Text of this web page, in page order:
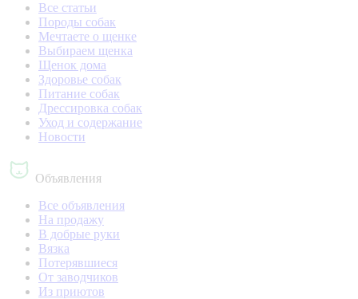
Все статьи
Породы собак
Мечтаете о щенке
Выбираем щенка
Щенок дома
Здоровье собак
Питание собак
Дрессировка собак
Уход и содержание
Новости
Объявления
Все объявления
На продажу
В добрые руки
Вязка
Потерявшиеся
От заводчиков
Из приютов